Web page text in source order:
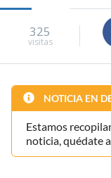
325
visitas
NOTICIA EN
Estamos
noticia, quédate